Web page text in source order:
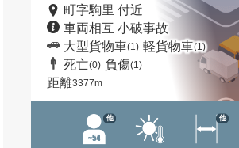
町字駒里 付近
車両相互 小破事故
大型貨物車(1) 軽貨物車(1)
死亡(0) 負傷(1)
距離3377m
他 他